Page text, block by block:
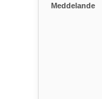
Meddelande